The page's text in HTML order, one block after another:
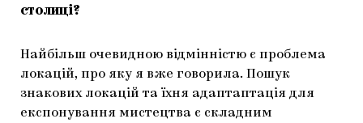
столиці?
Найбільш очевидною відмінністю є проблема
локацій, про яку я вже говорила. Пошук
знакових локацій та їхня адаптаптація для
експонування мистецтва є складним